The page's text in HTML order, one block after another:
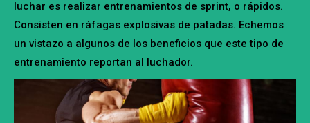
luchar es realizar entrenamientos de sprint, o rápidos.
Consisten en ráfagas explosivas de patadas. Echemos
un vistazo a algunos de los beneficios que este tipo de
entrenamiento reportan al luchador.